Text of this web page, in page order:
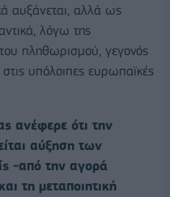
αυξάνεται, αλλά ως
λόγω της
πληθωρισμού, γεγονός
υπόλοιπες ευρωπαϊκές
ανέφερε ότι την
αύξηση των
-από την αγορά
τη μεταποιητική